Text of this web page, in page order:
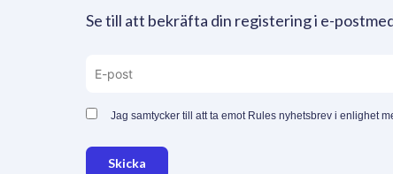
Se till att bekräfta din registering i e-
Jag samtycker till att ta emot Rules nyhetsbrev i enlighet
Skicka